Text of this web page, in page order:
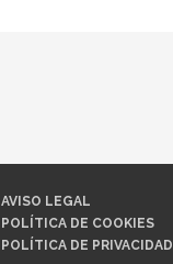
AVISO LEGAL
POLÍTICA DE COOKIES
POLÍTICA DE PRIVACIDAD